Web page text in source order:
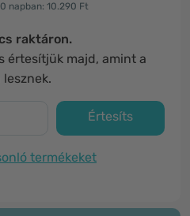
napban: 10.290 Ft
raktáron.
értesítjük majd, amint a
Értesíts
termékeket